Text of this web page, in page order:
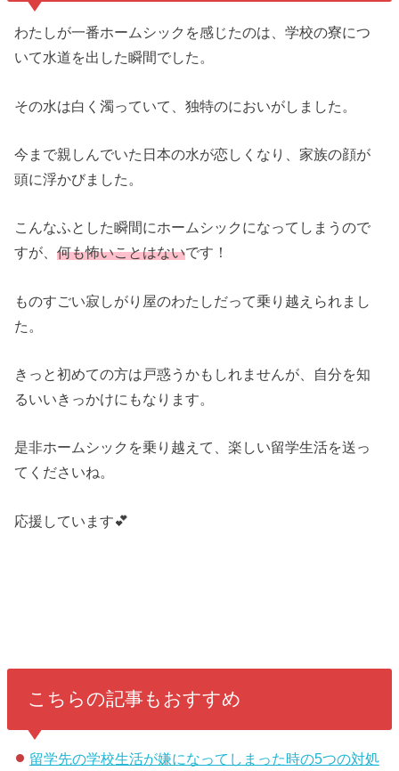
わたしが一番ホームシックを感じたのは、学校の寮につ
いて水道を出した瞬間でした。
その水は白く濁っていて、独特のにおいがしました。
今まで親しんでいた日本の水が恋しくなり、家族の顔が
頭に浮かびました。
こんなふとした瞬間にホームシックになってしまうので
すが、何も怖いことはないです！
ものすごい寂しがり屋のわたしだって乗り越えられまし
た。
きっと初めての方は戸惑うかもしれませんが、自分を知
るいいきっかけにもなります。
是非ホームシックを乗り越えて、楽しい留学生活を送っ
てくださいね。
応援しています💕
こちらの記事もおすすめ
留学先の学校生活が嫌になってしまった時の5つの対処